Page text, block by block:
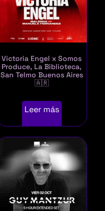
Victoria Engel x Somos
Produce, La Biblioteca,
San Telmo Buenos Aires
🇦🇷
Leer más